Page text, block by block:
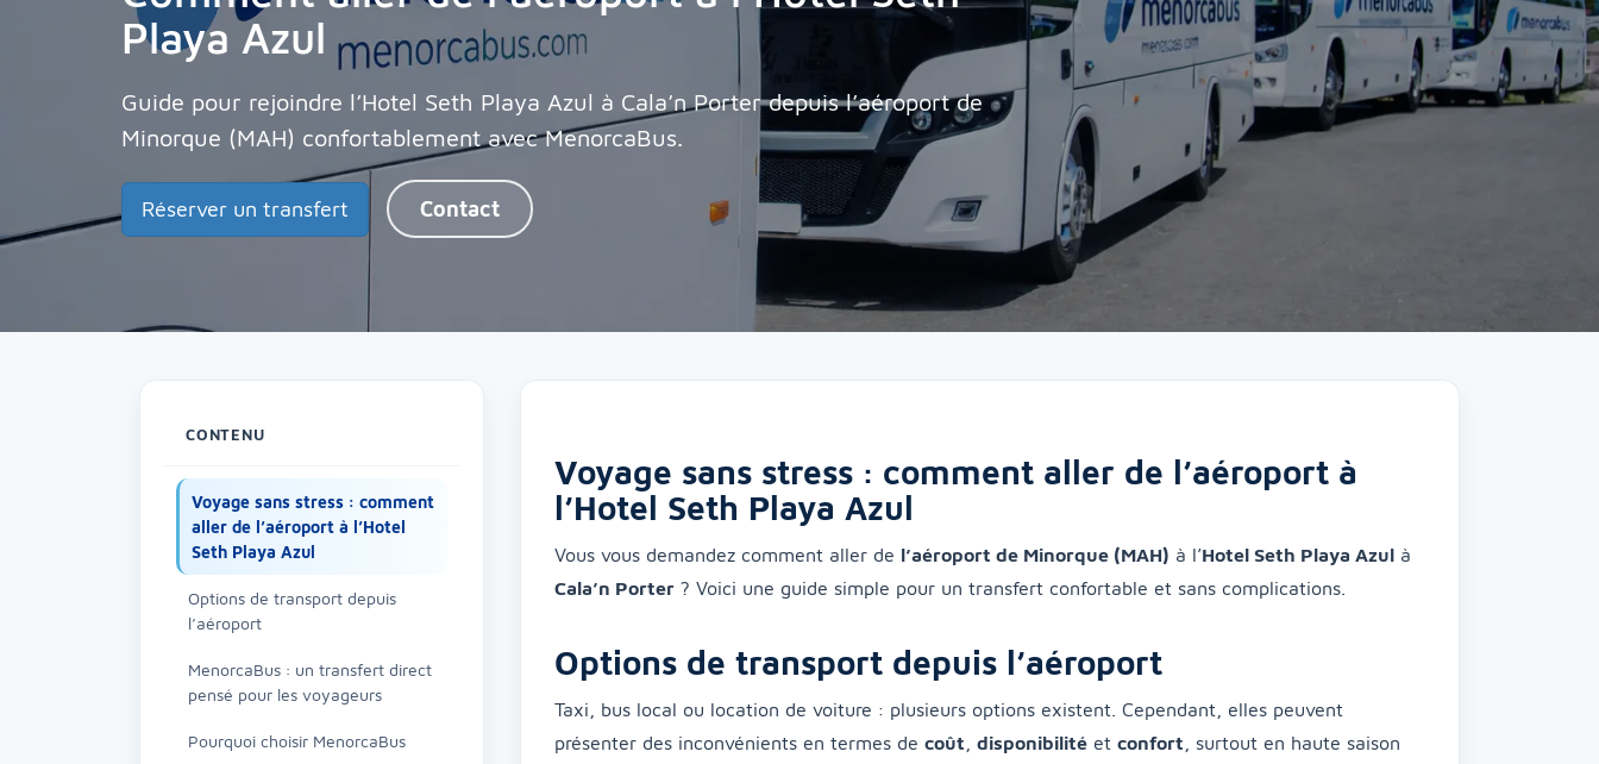
Playa Azul
Guide pour rejoindre l’Hotel Seth Playa Azul à Cala’n Porter depuis l’aéroport de
Minorque (MAH) confortablement avec MenorcaBus.
Réserver un transfert Contact
CONTENU
Voyage sans stress : comment
aller de l’aéroport à l’Hotel
Seth Playa Azul
Options de transport depuis
l’aéroport
MenorcaBus : un transfert direct
pensé pour les voyageurs
Pourquoi choisir MenorcaBus
Voyage sans stress : comment aller de l’aéroport à
l’Hotel Seth Playa Azul
Vous vous demandez comment aller de l’aéroport de Minorque (MAH) à l’Hotel Seth Playa Azul à
Cala’n Porter ? Voici une guide simple pour un transfert confortable et sans complications.
Options de transport depuis l’aéroport
Taxi, bus local ou location de voiture : plusieurs options existent. Cependant, elles peuvent
présenter des inconvénients en termes de coût disponibilité et confort , surtout en haute saison